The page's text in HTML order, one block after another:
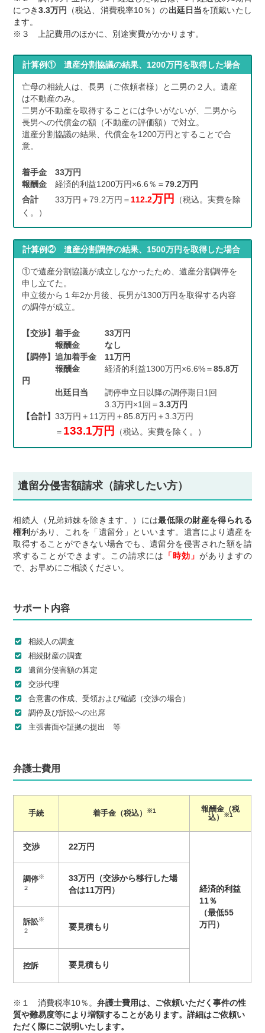
につき 3.3万円 （税込、消費税率10％）の出廷日当を頂戴いたし
ます。
※３ 上記費用のほかに、別途実費がかかります。
計算例① 遺産分割協議の結果、1200万円を取得した場合
亡母の相続人は、長男（ご依頼者様）と二男の２人。遺産
は不動産のみ。
二男が不動産を取得することには争いがないが、二男から
長男への代償金の額（不動産の評価額）で対立。
遺産分割協議の結果、代償金を1200万円とすることで合
意。
着手金 33万円
報酬金 経済的利益1200万円×6.6％＝79.2万円
合計 33万円＋79.2万円＝112.2万円
（税込。実費を除
く。）
計算例② 遺産分割調停の結果、1500万円を取得した場合
①で遺産分割協議が成立しなかったため、遺産分割調停を
申し立てた。
申立後から１年2か月後、長男が1300万円を取得する内容
の調停が成立。
【交渉】着手金
33万円
報酬金
なし
【調停】追加着手金
11万円
報酬金 経済的利益1300万円×6.6%＝85.8万
円
出廷日当 調停申立日以降の調停期日1回
3.3万円×1回＝3.3万円
【合計】33万円＋11万円＋85.8万円＋3.3万円
＝ 133.1万円 （税込。実費を除く。）
遺留分侵害額請求（請求したい方）
相続人（兄弟姉妹を除きます。）には最低限の財産を得られる
権利があり、これを「遺留分」といいます。遺言により遺産を
取得することができない場合でも、遺留分を侵害された額を請
求することができます。この請求には
「時効」 がありますの
で、お早めにご相談ください。
サポート内容
相続人の調査
相続財産の調査
遺留分侵害額の算定
交渉代理
合意書の作成、受領および確認（交渉の場合）
調停及び訴訟への出席
主張書面や証拠の提出 等
弁護士費用
手続 着手金（税込） ※1
報酬金（税
込）
※1
交渉 22万円
経済的利益
11％
（最低55
万円）
調停※
２
33万円（交渉から移行した場
合は11万円）
訴訟※
２
要見積もり
控訴 要見積もり
※１ 消費税率10％。弁護士費用は、ご依頼いただく事件の性
質や難易度等により増額することがあります。詳細はご依頼い
ただく際にご説明いたします。